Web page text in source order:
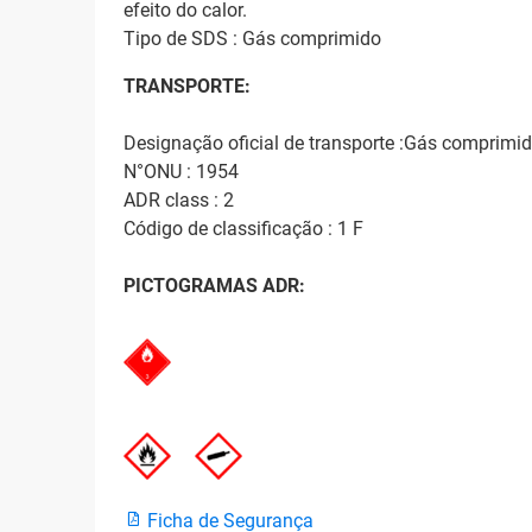
efeito do calor.
Tipo de SDS : Gás comprimido
TRANSPORTE:
Designação oficial de transporte :Gás
N°ONU : 1954
ADR class : 2
Código de classificação : 1 F
PICTOGRAMAS ADR:
Ficha de Segurança